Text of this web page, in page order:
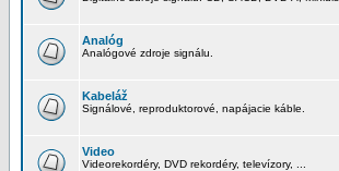
Analóg
Analógové zdroje signálu.
Kabeláž
Signálové, reproduktorové, napájacie káble.
Video
Videorekordéry, DVD rekordéry, televízory, ...